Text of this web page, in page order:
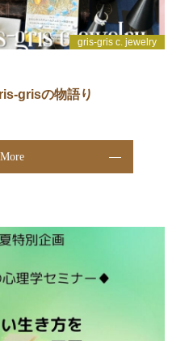
gris-gris c. jewelry
grisの物語り
More